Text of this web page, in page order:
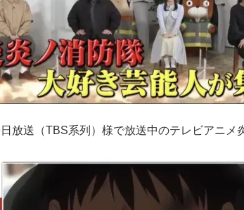
放送（TBS系列）様で放送中のテレビアニメ